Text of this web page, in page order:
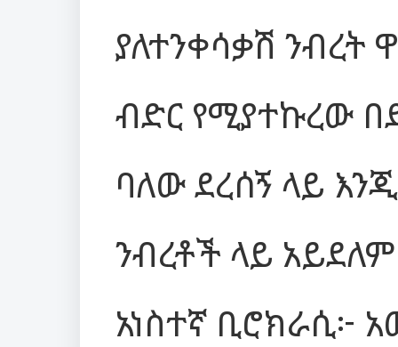
ያለተንቀሳቃሽ ንብረት
ብድር የሚያተኩረው
ባለው ደረሰኝ ላይ
ንብረቶች ላይ
አነስተኛ ቢሮክራሲ፦